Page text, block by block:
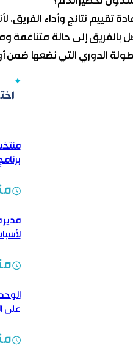
تقييم نتائج وأداء
بالفريق إلى حالة متناغمة
الدوري التي نضعها ضمن
مدير
على
منذ